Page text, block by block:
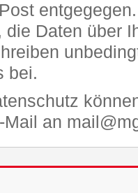
Daten über
bei.
an